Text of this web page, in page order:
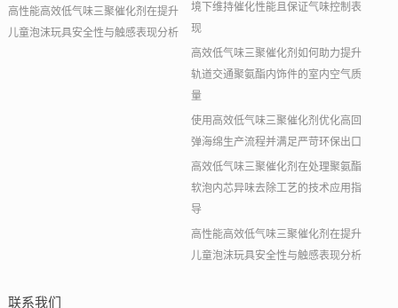
高性能高效低气味三聚催化剂在提升
儿童泡沫玩具安全性与触感表现分析
境下维持催化性能且保证气味控制表
现
高效低气味三聚催化剂如何助力提升
轨道交通聚氨酯内饰件的室内空气质
量
使用高效低气味三聚催化剂优化高回
弹海绵生产流程并满足严苛环保出口
高效低气味三聚催化剂在处理聚氨酯
软泡内芯异味去除工艺的技术应用指
导
高性能高效低气味三聚催化剂在提升
儿童泡沫玩具安全性与触感表现分析
联系我们